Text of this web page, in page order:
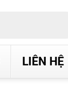
LIÊN HỆ